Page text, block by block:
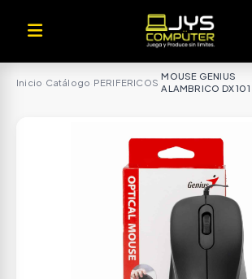
Inicio Catálogo PERIFERICOS ·
MOUSE GENIUS
ALAMBRICO DX 101